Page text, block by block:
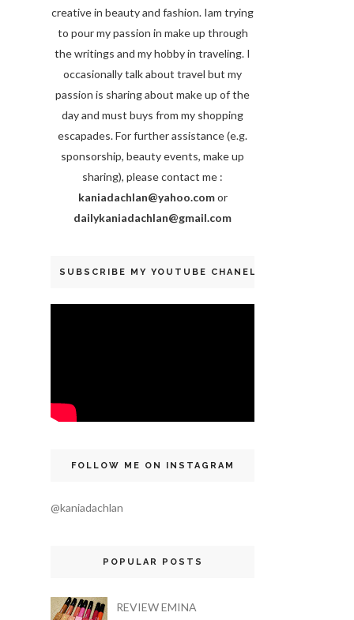
creative in beauty and fashion. Iam trying
to pour my passion in make up through
the writings and my hobby in traveling. I
occasionally talk about travel but my
passion is sharing about make up of the
day and must buys from my shopping
escapades. For further assistance (e.g.
sponsorship, beauty events, make up
sharing), please contact me :
kaniadachlan@yahoo.comor
dailykaniadachlan@gmail.com
SUBSCRIBE MY YOUTUBE CHANEL
FOLLOW ME ON INSTAGRAM
@kaniadachlan
POPULAR POSTS
REVIEW EMINA